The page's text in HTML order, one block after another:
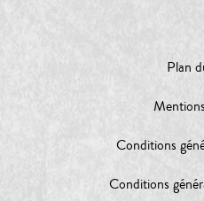
Plan
Conditions
Conditions